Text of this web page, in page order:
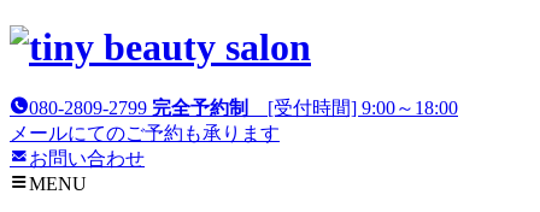
080-2809-2799 完全予約制
[受付時間] 9:00～18:00
メールにてのご予約も承ります
お問い合わせ
MENU